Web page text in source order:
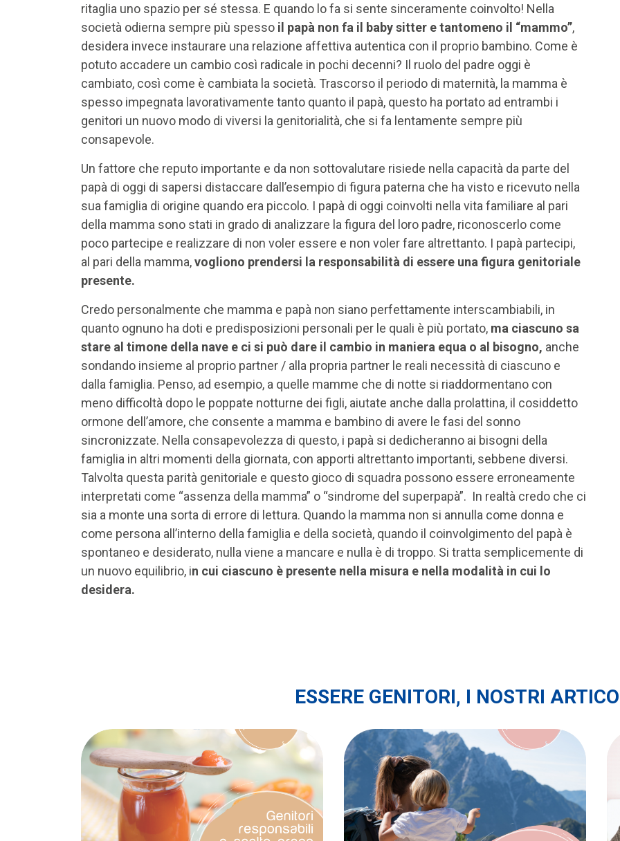
ritaglia uno spazio per sé stessa. E quando lo fa si sente sinceramente coinvolto! Nella
società odierna sempre più spesso il papà non fa il baby sitter e tantomeno il “mammo”,
desidera invece instaurare una relazione affettiva autentica con il proprio bambino. Come è
potuto accadere un cambio così radicale in pochi decenni? Il ruolo del padre oggi è
cambiato, così come è cambiata la società. Trascorso il periodo di maternità, la mamma è
spesso impegnata lavorativamente tanto quanto il papà, questo ha portato ad entrambi i
genitori un nuovo modo di viversi la genitorialità, che si fa lentamente sempre più
consapevole.
Un fattore che reputo importante e da non sottovalutare risiede nella capacità da parte del
papà di oggi di sapersi distaccare dall’esempio di figura paterna che ha visto e ricevuto nella
sua famiglia di origine quando era piccolo. I papà di oggi coinvolti nella vita familiare al pari
della mamma sono stati in grado di analizzare la figura del loro padre, riconoscerlo come
poco partecipe e realizzare di non voler essere e non voler fare altrettanto. I papà partecipi,
al pari della mamma,vogliono prendersi la responsabilità di essere una figura genitoriale
presente.
Credo personalmente che mamma e papà non siano perfettamente interscambiabili, in
quanto ognuno ha doti e predisposizioni personali per le quali è più portato, ma ciascuno sa
stare al timone della nave e ci si può dare il cambio in maniera equa o al bisogno, anche
sondando insieme al proprio partner / alla propria partner le reali necessità di ciascuno e
dalla famiglia. Penso, ad esempio, a quelle mamme che di notte si riaddormentano con
meno difficoltà dopo le poppate notturne dei figli, aiutate anche dalla prolattina, il cosiddetto
ormone dell’amore, che consente a mamma e bambino di avere le fasi del sonno
sincronizzate. Nella consapevolezza di questo, i papà si dedicheranno ai bisogni della
famiglia in altri momenti della giornata, con apporti altrettanto importanti, sebbene diversi.
Talvolta questa parità genitoriale e questo gioco di squadra possono essere erroneamente
interpretati come “assenza della mamma” o “sindrome del superpapà”. In realtà credo che ci
sia a monte una sorta di errore di lettura. Quando la mamma non si annulla come donna e
come persona all’interno della famiglia e della società, quando il coinvolgimento del papà è
spontaneo e desiderato, nulla viene a mancare e nulla è di troppo. Si tratta semplicemente di
un nuovo equilibrio, in cui ciascuno è presente nella misura e nella modalità in cui lo
desidera.
ESSERE GENITORI, I NOSTRI